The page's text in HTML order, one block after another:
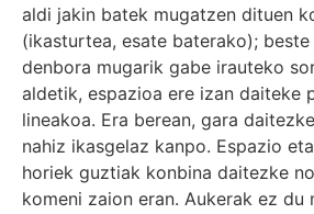
aldi jakin batek mugatzen dituen
(ikasturtea, esate baterako);
denbora mugarik gabe irauteko
aldetik, espazioa ere izan daiteke
lineakoa. Era berean, gara
nahiz ikasgelaz kanpo. Espazio
horiek guztiak konbina daitezke
komeni zaion eran. Aukerak ez du